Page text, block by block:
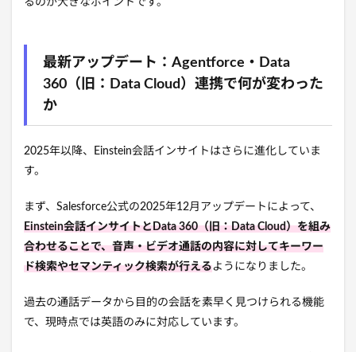
最新アップデート：Agentforce・Data
360（旧：Data Cloud）連携で何が変わった
か
2025年以降、Einstein会話インサイトはさらに進化していま
す。
まず、Salesforce公式の2025年12月アップデートによって、
Einstein会話インサイトとData 360（旧：Data Cloud）を組み
合わせることで、音声・ビデオ通話の内容に対してキーワー
ド検索やセマンティック検索が行えるようになりました。
過去の通話データから目的の会話を素早く見つけられる機能
で、現時点では英語のみに対応しています。